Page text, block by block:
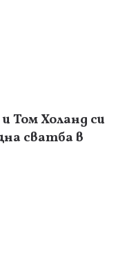
Том Холанд си
сватба в